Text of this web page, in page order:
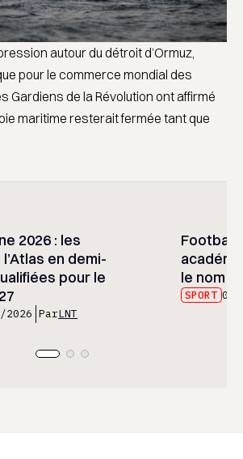
autour du détroit d’Ormuz,
pour le commerce mondial des
Gardiens de la Révolution ont affirmé
maritime resterait fermée tant que
2026 : les
en demi-
pour le
2026 ParLNT
Football
le nom
SPORT 09/